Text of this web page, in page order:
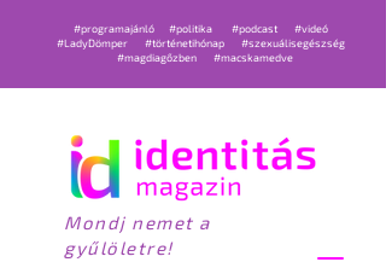
#programajánló #politika #podcast
#videó
#LadyDömper
#történetihónap
#szexuálisegészség
#magdiagőzben
#macskamedve
Mondj nemet a
gyűlöletre!